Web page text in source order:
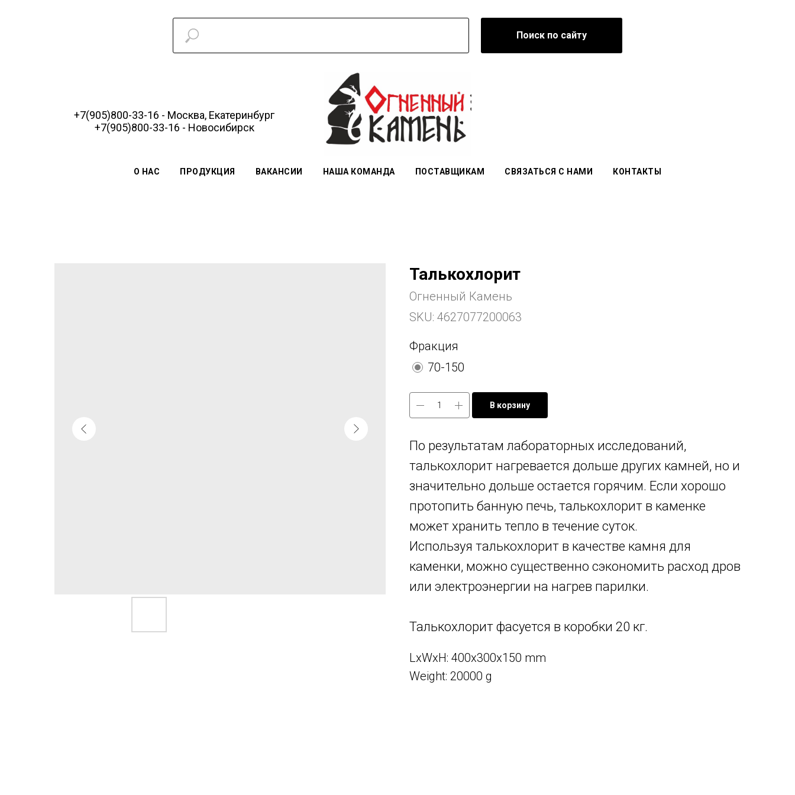
Поиск по сайту
+7(905)800-33-16 - Москва, Екатеринбург
+7(905)800-33-16 - Новосибирск
О НАС ПРОДУКЦИЯ ВАКАНСИИ НАША КОМАНДА ПОСТАВЩИКАМ СВЯЗАТЬСЯ С НАМИ КОНТАКТЫ
Талькохлорит
Огненный Камень
SKU: 4627077200063
Фракция
70-150
В корзину
По результатам лабораторных исследований,
талькохлорит нагревается дольше других камней, но и
значительно дольше остается горячим. Если хорошо
протопить банную печь, талькохлорит в каменке
может хранить тепло в течение суток.
Используя талькохлорит в качестве камня для
каменки, можно существенно сэкономить расход дров
или электроэнергии на нагрев парилки.
Талькохлорит фасуется в коробки 20 кг.
LxWxH: 400x300x150 mm
Weight: 20000 g